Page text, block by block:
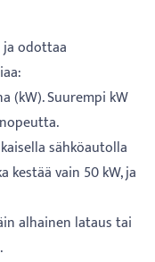
odottaa
(kW). Suurempi kW
sähköautolla
kestää vain 50 kW, ja
alhainen lataus tai